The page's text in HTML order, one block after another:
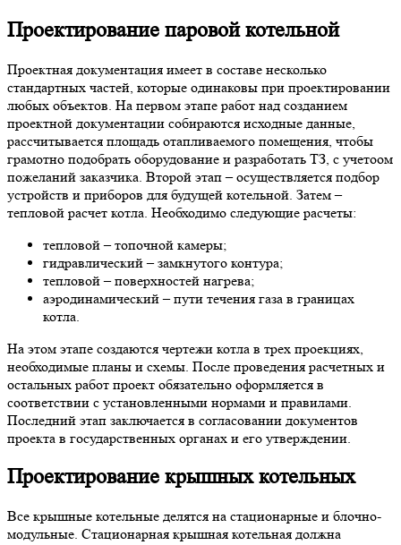
Проектирование паровой котельной
Проектная документация имеет в составе несколько
стандартных частей, которые одинаковы при проектировании
любых объектов. На первом этапе работ над созданием
проектной документации собираются исходные данные,
рассчитывается площадь отапливаемого помещения, чтобы
грамотно подобрать оборудование и разработать ТЗ, с учетоом
пожеланий заказчика. Второй этап – осуществляется подбор
устройств и приборов для будущей котельной. Затем –
тепловой расчет котла. Необходимо следующие расчеты:
тепловой – топочной камеры;
гидравлический – замкнутого контура;
тепловой – поверхностей нагрева;
аэродинамический – пути течения газа в границах
котла.
На этом этапе создаются чертежи котла в трех проекциях,
необходимые планы и схемы. После проведения расчетных и
остальных работ проект обязательно оформляется в
соответствии с установленными нормами и правилами.
Последний этап заключается в согласовании документов
проекта в государственных органах и его утверждении.
Проектирование крышных котельных
Все крышные котельные делятся на стационарные и блочно-
модульные. Стационарная крышная котельная должна